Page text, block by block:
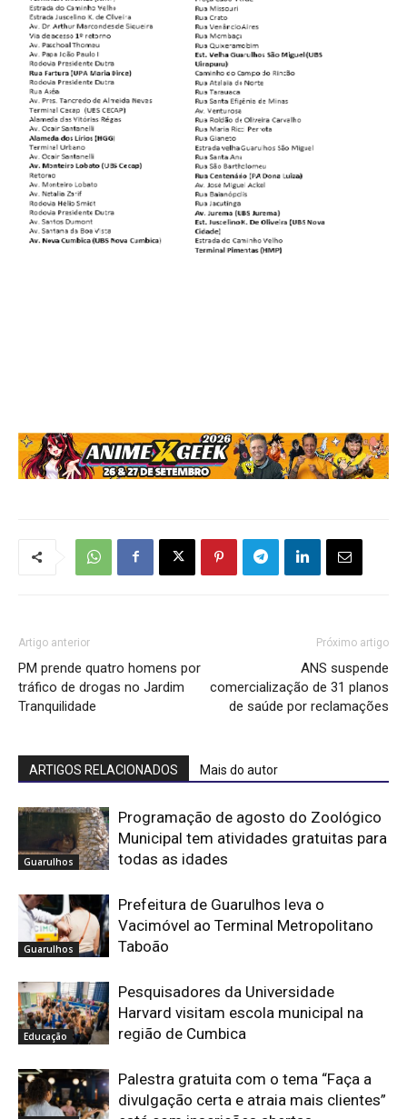
Artigo anterior
PM prende quatro homens por
tráfico de drogas no Jardim
Tranquilidade
Próximo artigo
ANS suspende
comercialização de 31 planos
de saúde por reclamações
ARTIGOS RELACIONADOS Mais do autor
Guarulhos
Programação de agosto do Zoológico
Municipal tem atividades gratuitas para
todas as idades
Guarulhos
Prefeitura de Guarulhos leva o
Vacimóvel ao Terminal Metropolitano
Taboão
Educação
Pesquisadores da Universidade
Harvard visitam escola municipal na
região de Cumbica
Palestra gratuita com o tema “Faça a
divulgação certa e atraia mais clientes”